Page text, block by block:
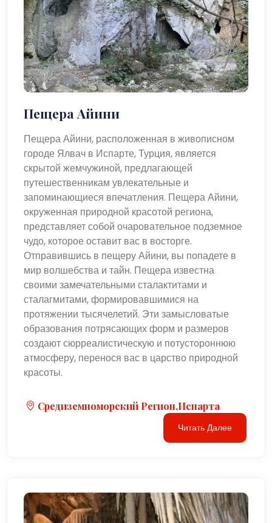
Пещера Айини
Пещера Айини, расположенная в живописном
городе Ялвач в Испарте, Турция, является
скрытой жемчужиной, предлагающей
путешественникам увлекательные и
запоминающиеся впечатления. Пещера Айини,
окруженная природной красотой региона,
представляет собой очаровательное подземное
чудо, которое оставит вас в восторге.
Отправившись в пещеру Айини, вы попадете в
мир волшебства и тайн. Пещера известна
своими замечательными сталактитами и
сталагмитами, формировавшимися на
протяжении тысячелетий. Эти замысловатые
образования потрясающих форм и размеров
создают сюрреалистическую и потустороннюю
атмосферу, перенося вас в царство природной
красоты.
Средиземноморский Регион,Испарта
Читать Далее